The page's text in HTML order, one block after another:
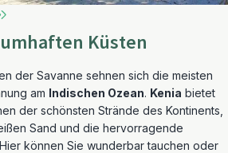
Küsten
der Savanne sehnen sich die meisten
am Indischen Ozean. Kenia bietet
der schönsten Strände des Kontinents,
Sand und die hervorragende
können Sie wunderbar tauchen oder